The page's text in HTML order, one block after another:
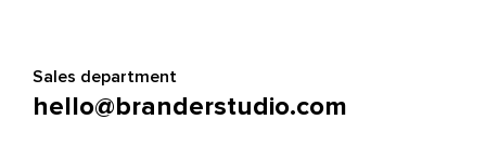
Sales department
hello@branderstudio.com